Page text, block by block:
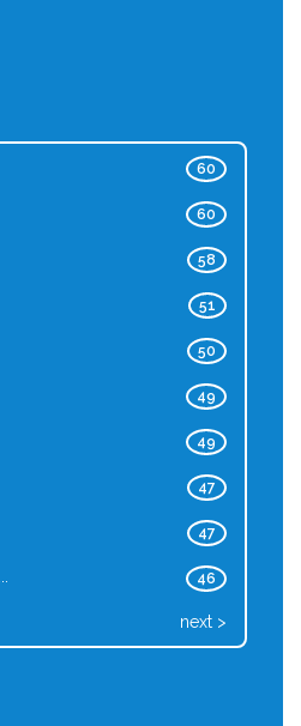
60
60
58
51
50
49
49
47
47
46
next >